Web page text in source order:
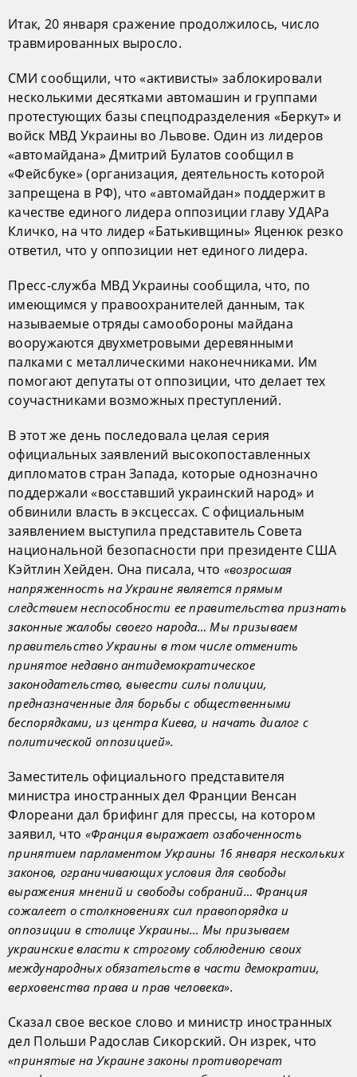
Итак, 20 января сражение продолжилось, число
травмированных выросло.
СМИ сообщили, что «активисты» заблокировали
несколькими десятками автомашин и группами
протестующих базы спецподразделения «Беркут» и
войск МВД Украины во Львове. Один из лидеров
«автомайдана» Дмитрий Булатов сообщил в
«Фейсбуке» (организация, деятельность которой
запрещена в РФ), что «автомайдан» поддержит в
качестве единого лидера оппозиции главу УДАРа
Кличко, на что лидер «Батькивщины» Яценюк резко
ответил, что у оппозиции нет единого лидера.
Пресс-служба МВД Украины сообщила, что, по
имеющимся у правоохранителей данным, так
называемые отряды самообороны майдана
вооружаются двухметровыми деревянными
палками с металлическими наконечниками. Им
помогают депутаты от оппозиции, что делает тех
соучастниками возможных преступлений.
В этот же день последовала целая серия
официальных заявлений высокопоставленных
дипломатов стран Запада, которые однозначно
поддержали «восставший украинский народ» и
обвинили власть в эксцессах. С официальным
заявлением выступила представитель Совета
национальной безопасности при президенте США
Кэйтлин Хейден. Она писала, что «возросшая
напряженность на Украине является прямым
следствием неспособности ее правительства признать
законные жалобы своего народа… Мы призываем
правительство Украины в том числе отменить
принятое недавно антидемократическое
законодательство, вывести силы полиции,
предназначенные для борьбы с общественными
беспорядками, из центра Киева, и начать диалог с
политической оппозицией».
Заместитель официального представителя
министра иностранных дел Франции Венсан
Флореани дал брифинг для прессы, на котором
заявил, что «Франция выражает озабоченность
принятием парламентом Украины 16 января нескольких
законов, ограничивающих условия для свободы
выражения мнений и свободы собраний… Франция
сожалеет о столкновениях сил правопорядка и
оппозиции в столице Украины… Мы призываем
украинские власти к строгому соблюдению своих
международных обязательств в части демократии,
верховенства права и прав человека».
Сказал свое веское слово и министр иностранных
дел Польши Радослав Сикорский. Он изрек, что
«принятые на Украине законы противоречат